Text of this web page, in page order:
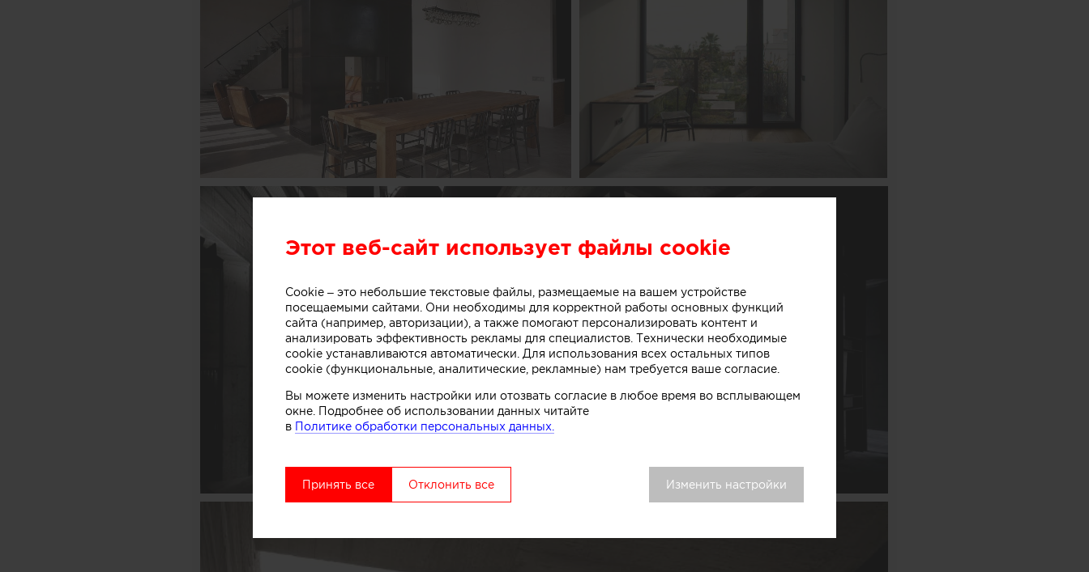
Этот веб-сайт использует файлы cookie
Cookie – это небольшие текстовые файлы, размещаемые на вашем устройстве
посещаемыми сайтами. Они необходимы для корректной работы основных функций
сайта (например, авторизации), а также помогают персонализировать контент и
анализировать эффективность рекламы для специалистов. Технически необходимые
cookie устанавливаются автоматически. Для использования всех остальных типов
cookie (функциональные, аналитические, рекламные) нам требуется ваше согласие.
Вы можете изменить настройки или отозвать согласие в любое время во всплывающем
окне. Подробнее об использовании данных читайте
в Политике обработки персональных данных.
Принять все Отклонить все Изменить настройки